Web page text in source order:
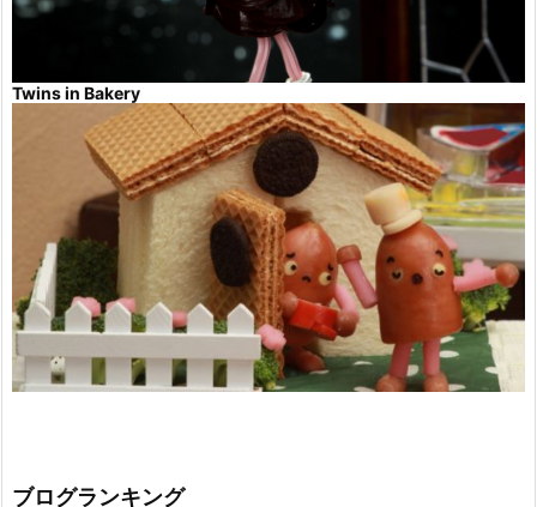
Twins in Bakery
ブログランキング